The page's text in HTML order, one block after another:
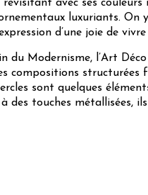
avec ses
luxuriants.
d’une joie de
du Modernisme, l’Art
compositions structurées
sont quelques
des touches métallisées,